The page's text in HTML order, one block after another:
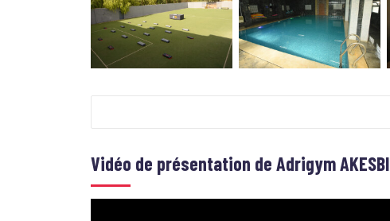
Vidéo de présentation de Adrigym AKESBI